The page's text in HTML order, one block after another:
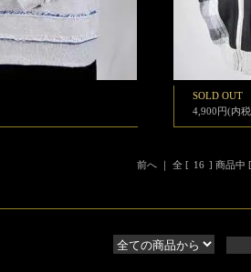
SOLD OUT
4,900円(内
前へ ｜ 全 [ 16 ] 商品中 [